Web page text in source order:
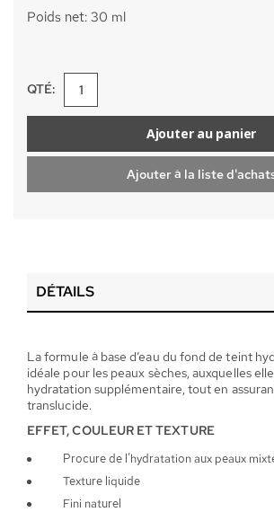
Poids net: 30 ml
QTÉ:
Ajouter au panier
Ajouter à la liste
DÉTAILS
La formule à base d’eau du fond de teint
idéale pour les peaux sèches, auxquelles
hydratation supplémentaire, tout en
translucide.
EFFET, COULEUR ET TEXTURE
Procure de l’hydratation aux peaux
Texture liquide
Fini naturel